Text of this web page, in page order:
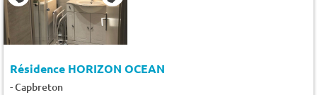
Résidence HORIZON OCEAN
-Capbreton